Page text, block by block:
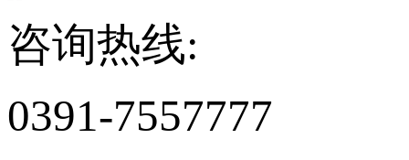
咨询热线:
0391-7557777